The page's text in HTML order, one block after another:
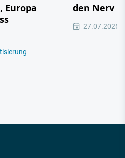
Europa
den Nerv
27.07.2026